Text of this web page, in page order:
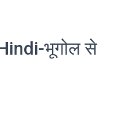
भूगोल से